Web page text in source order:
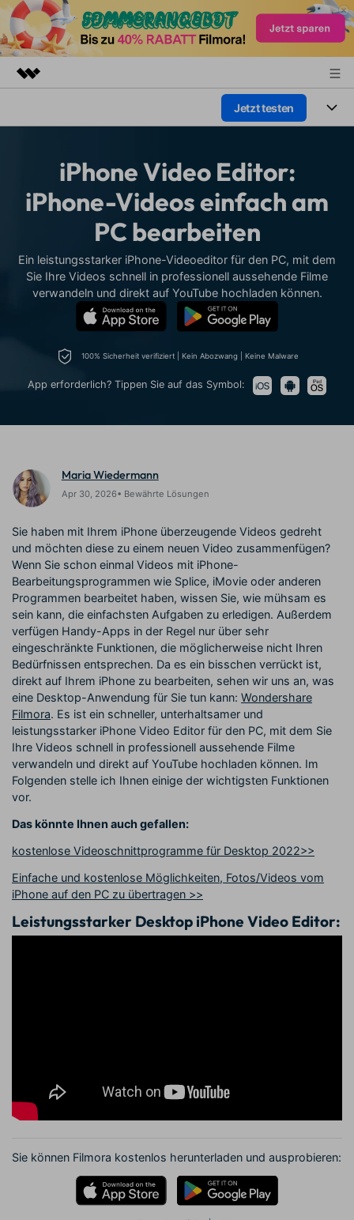
Dienstprogramme
Lösungen
Shop
Jetzt testen
Plattformen
Funktionen
Audio
Text
Wer
Video-Lösungen
Ressourcen
Video-Prompts
Über 100 heiße Video-
Prompts – schnell ähnliche
Videos erstellen
Meisterkurs
Beherrschen Sie
Videobearbeitungsfähigkeiten
erweitern Sie Ihre
Videobearbeitungs-
Fähigkeiten mit Filmora
können
Creator
Monetarisierungs-
Programm
Monetarisieren Sie
Ihren Einfluss mit Filmora
Freunde-werben-
Programm
An Freunde empfehlen,
Belohnungen erhalten
Blog
Hilfe-Center
Kunden-Geschichten
Erfahren Sie, wie unsere
Affiliate-Programm
Schalten Sie Partnerschaften
auf Unternehmensebene frei
Anmelden
iPhone Video Editor:
iPhone-Videos einfach am
PC bearbeiten
Ein leistungsstarker iPhone-Videoeditor für den PC, mit dem
Sie Ihre Videos schnell in professionell aussehende Filme
verwandeln und direkt auf YouTube hochladen können.
100% Sicherheit verifiziert | Kein Abozwang | Keine Malware
App erforderlich? Tippen Sie auf das Symbol:
Maria Wiedermann
Apr 30, 2026• Bewährte Lösungen
Sie haben mit Ihrem iPhone überzeugende Videos gedreht
und möchten diese zu einem neuen Video zusammenfügen?
Wenn Sie schon einmal Videos mit iPhone-
Bearbeitungsprogrammen wie Splice, iMovie oder anderen
Programmen bearbeitet haben, wissen Sie, wie mühsam es
sein kann, die einfachsten Aufgaben zu erledigen. Außerdem
verfügen Handy-Apps in der Regel nur über sehr
eingeschränkte Funktionen, die möglicherweise nicht Ihren
Bedürfnissen entsprechen. Da es ein bisschen verrückt ist,
direkt auf Ihrem iPhone zu bearbeiten, sehen wir uns an, was
eine Desktop-Anwendung für Sie tun kann: Wondershare
Filmora. Es ist ein schneller, unterhaltsamer und
leistungsstarker iPhone Video Editor für den PC, mit dem Sie
Ihre Videos schnell in professionell aussehende Filme
verwandeln und direkt auf YouTube hochladen können. Im
Folgenden stelle ich Ihnen einige der wichtigsten Funktionen
vor.
Das könnte Ihnen auch gefallen:
kostenlose Videoschnittprogramme für Desktop 2022>>
Einfache und kostenlose Möglichkeiten, Fotos/Videos vom
iPhone auf den PC zu übertragen >>
Leistungsstarker Desktop iPhone Video Editor:
Sie können Filmora kostenlos herunterladen und ausprobieren: